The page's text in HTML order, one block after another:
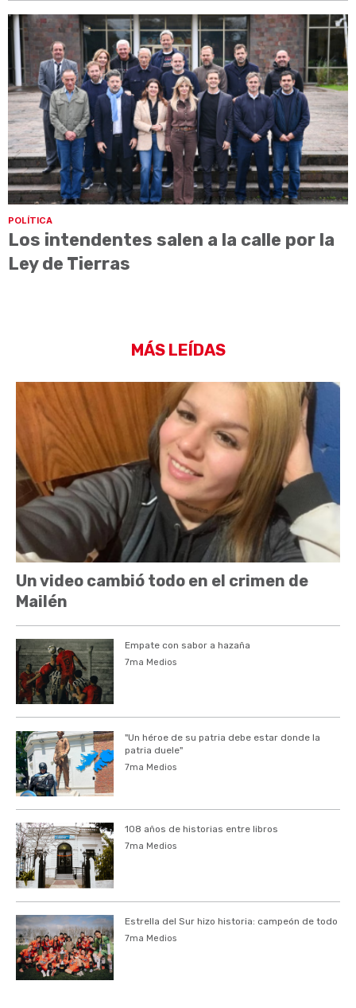
POLÍTICA
Los intendentes salen a la calle por la
Ley de Tierras
MÁS LEÍDAS
Un video cambió todo en el crimen de
Mailén
Empate con sabor a hazaña
7ma Medios
"Un héroe de su patria debe estar donde la
patria duele"
7ma Medios
108 años de historias entre libros
7ma Medios
Estrella del Sur hizo historia: campeón de todo
7ma Medios